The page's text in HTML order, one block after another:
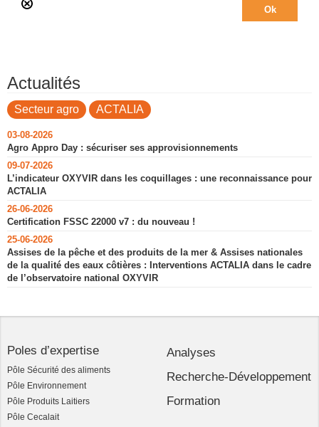
Actualités
Secteur agro ACTALIA
03-08-2026
Agro Appro Day : sécuriser ses approvisionnements
09-07-2026
L’indicateur OXYVIR dans les coquillages : une reconnaissance pour
ACTALIA
26-06-2026
Certification FSSC 22000 v7 : du nouveau !
25-06-2026
Assises de la pêche et des produits de la mer & Assises nationales
de la qualité des eaux côtières : Interventions ACTALIA dans le cadre
de l’observatoire national OXYVIR
Poles d’expertise
Pôle Sécurité des aliments
Pôle Environnement
Pôle Produits Laitiers
Pôle Cecalait
Analyses
Recherche-Développement
Formation